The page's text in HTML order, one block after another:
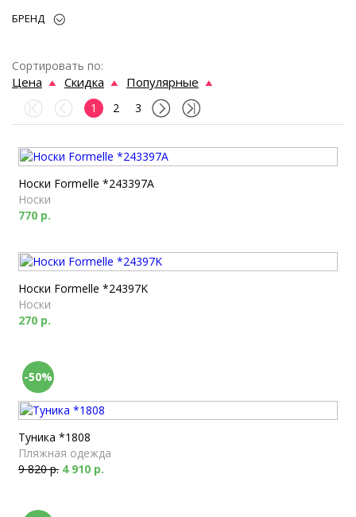
БРЕНД
Сортировать по:
Цена Скидка Популярные
1 2 3
Носки Formelle *243397A
Носки
770 р.
Носки Formelle *24397K
Носки
270 р.
-50%
Туника *1808
Пляжная одежда
9 820 р. 4 910 р.